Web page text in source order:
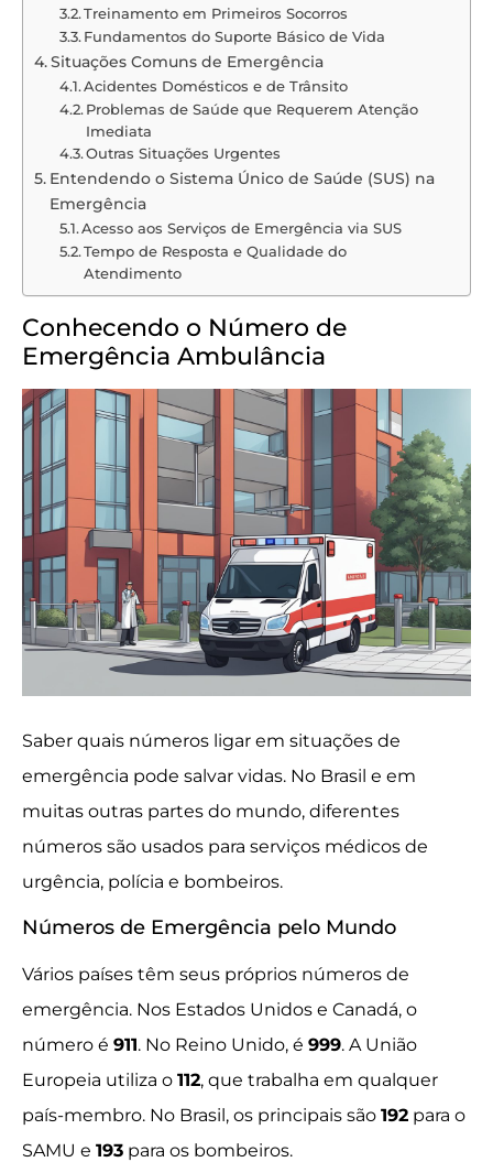
Treinamento em Primeiros Socorros
Fundamentos do Suporte Básico de Vida
Situações Comuns de Emergência
Acidentes Domésticos e de Trânsito
Problemas de Saúde que Requerem Atenção
Imediata
Outras Situações Urgentes
Entendendo o Sistema Único de Saúde (SUS) na
Emergência
Acesso aos Serviços de Emergência via SUS
Tempo de Resposta e Qualidade do
Atendimento
Conhecendo o Número de
Emergência Ambulância
Saber quais números ligar em situações de
emergência pode salvar vidas. No Brasil e em
muitas outras partes do mundo, diferentes
números são usados para serviços médicos de
urgência, polícia e bombeiros.
Números de Emergência pelo Mundo
Vários países têm seus próprios números de
emergência. Nos Estados Unidos e Canadá, o
número é 911. No Reino Unido, é 999. A União
Europeia utiliza o 112, que trabalha em qualquer
país-membro. No Brasil, os principais são 192 para o
SAMU e 193 para os bombeiros.